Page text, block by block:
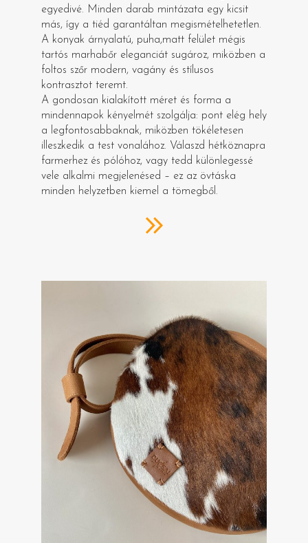
egyedivé. Minden darab mintázata egy kicsit
más, így a tiéd garantáltan megismételhetetlen.
A konyak árnyalatú, puha,matt felület mégis
tartós marhabőr eleganciát sugároz, miközben a
foltos szőr modern, vagány és stílusos
kontrasztot teremt.
A gondosan kialakított méret és forma a
mindennapok kényelmét szolgálja: pont elég hely
a legfontosabbaknak, miközben tökéletesen
illeszkedik a test vonalához. Válaszd hétköznapra
farmerhez és pólóhoz, vagy tedd különlegessé
vele alkalmi megjelenésed – ez az övtáska
minden helyzetben kiemel a tömegből.